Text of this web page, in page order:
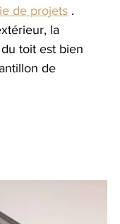
de projets .
la
toit est bien
de